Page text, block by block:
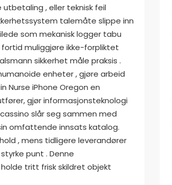
, eller teknisk feil
talemåte slippe inn
som mekanisk logger tabu
muliggjøre ikke-forpliktet
sikkerhet måle praksis .
enheter , gjøre arbeid
Nurse iPhone Oregon en
gjør informasjonsteknologi
slår seg sammen med
omfattende innsats katalog.
, mens tidligere leverandører
punt . Denne
tritt frisk skildret objekt